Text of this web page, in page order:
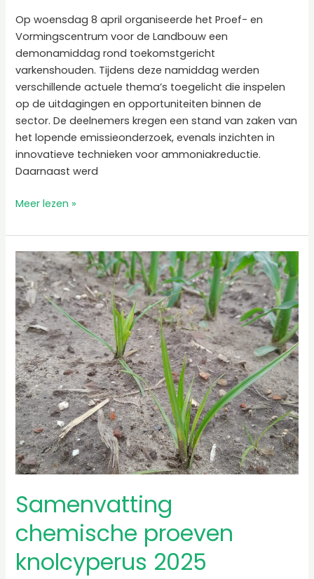
Op woensdag 8 april organiseerde het Proef- en
Vormingscentrum voor de Landbouw een
demonamiddag rond toekomstgericht
varkenshouden. Tijdens deze namiddag werden
verschillende actuele thema’s toegelicht die inspelen
op de uitdagingen en opportuniteiten binnen de
sector. De deelnemers kregen een stand van zaken van
het lopende emissieonderzoek, evenals inzichten in
innovatieve technieken voor ammoniakreductie.
Daarnaast werd
Meer lezen »
Samenvatting
chemische proeven
knolcyperus 2025
Samenvatting
chemische
proeven
knolcyperus
2025